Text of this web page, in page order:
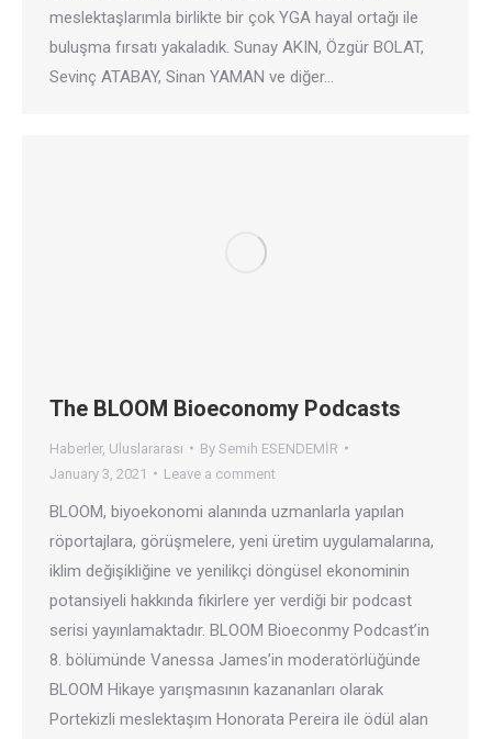
meslektaşlarımla birlikte bir çok YGA hayal ortağı ile
buluşma fırsatı yakaladık. Sunay AKIN, Özgür BOLAT,
Sevinç ATABAY, Sinan YAMAN ve diğer…
The BLOOM Bioeconomy Podcasts
Haberler, Uluslararası By Semih ESENDEMİR
January 3, 2021
Leave a comment
BLOOM, biyoekonomi alanında uzmanlarla yapılan
röportajlara, görüşmelere, yeni üretim uygulamalarına,
iklim değişikliğine ve yenilikçi döngüsel ekonominin
potansiyeli hakkında fikirlere yer verdiği bir podcast
serisi yayınlamaktadır. BLOOM Bioeconmy Podcast’in
8. bölümünde Vanessa James’in moderatörlüğünde
BLOOM Hikaye yarışmasının kazananları olarak
Portekizli meslektaşım Honorata Pereira ile ödül alan